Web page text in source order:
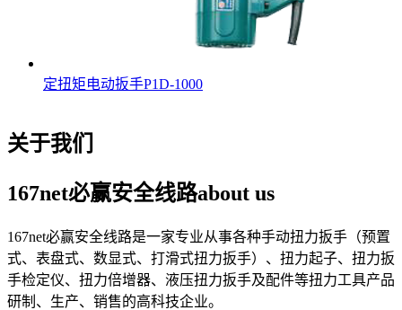
定扭矩电动扳手P1D-1000
关于我们
167net必赢安全线路about us
167net必赢安全线路是一家专业从事各种手动扭力扳手（预置
式、表盘式、数显式、打滑式扭力扳手）、扭力起子、扭力扳
手检定仪、扭力倍增器、液压扭力扳手及配件等扭力工具产品
研制、生产、销售的高科技企业。